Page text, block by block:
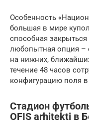
Особенность
большая в мире
способная
любопытная опция –
на нижних,
течение 48 часов
конфигурацию поля
Стадион
OFIS arhitekti в